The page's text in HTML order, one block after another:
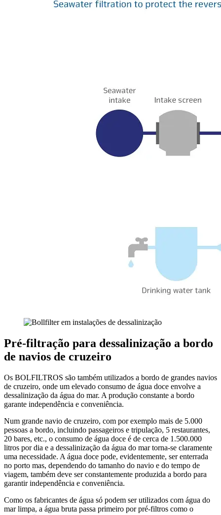
Pré-filtração para dessalinização a bordo
de navios de cruzeiro
Os BOLFILTROS são também utilizados a bordo de grandes navios
de cruzeiro, onde um elevado consumo de água doce envolve a
dessalinização da água do mar. A produção constante a bordo
garante independência e conveniência.
Num grande navio de cruzeiro, com por exemplo mais de 5.000
pessoas a bordo, incluindo passageiros e tripulação, 5 restaurantes,
20 bares, etc., o consumo de água doce é de cerca de 1.500.000
litros por dia e a dessalinização da água do mar torna-se claramente
uma necessidade. A água doce pode, evidentemente, ser enterrada
no porto mas, dependendo do tamanho do navio e do tempo de
viagem, também deve ser constantemente produzida a bordo para
garantir independência e conveniência.
Como os fabricantes de água só podem ser utilizados com água do
mar limpa, a água bruta passa primeiro por pré-filtros como o